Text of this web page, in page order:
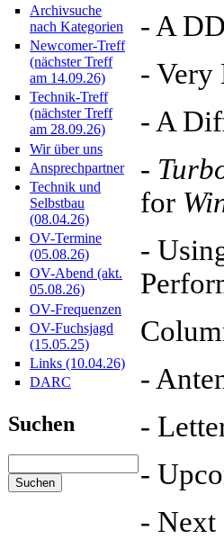
Archivsuche
nach Kategorien
Newcomer-Treff
(nächster Treff
am 14.09.26)
Technik-Treff
(nächster Treff
am 28.09.26)
Wir über uns
Ansprechpartner
Technik und
Selbstbau
(08.04.26)
OV-Termine
(05.08.26)
OV-Abend (akt.
05.08.26)
OV-Frequenzen
OV-Fuchsjagd
(15.05.25)
Links (10.04.26)
DARC
Suchen
- A
- Very
- A
-
for
-
-
-
-
- Next